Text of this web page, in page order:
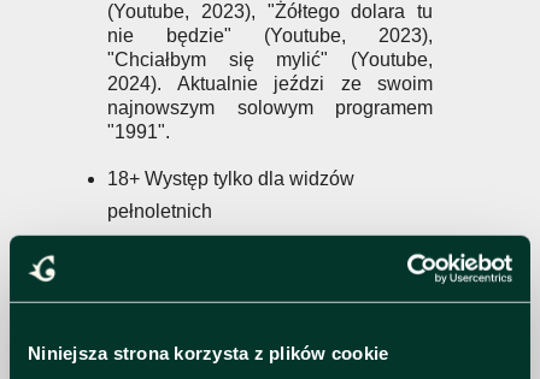
Niniejsza strona korzysta z plików cookie
(Youtube, 2023), "Żółtego dolara tu
nie będzie" (Youtube, 2023),
"Chciałbym się mylić" (Youtube,
2024). Aktualnie jeździ ze swoim
najnowszym solowym programem
"1991".
18+ Występ tylko dla widzów
pełnoletnich
Nagrywanie występu w formie audio i